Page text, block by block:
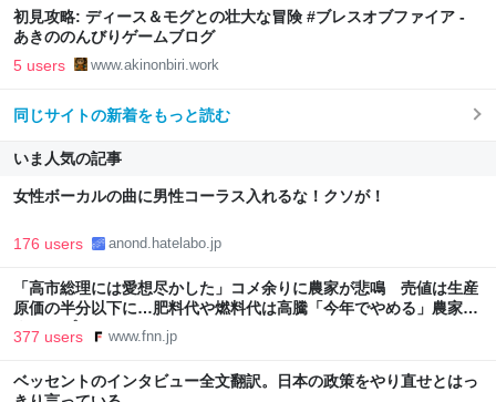
初見攻略: ディース＆モグとの壮大な冒険 #ブレスオブファイア -
あきののんびりゲームブログ
5 users www.akinonbiri.work
同じサイトの新着をもっと読む
いま人気の記事
女性ボーカルの曲に男性コーラス入れるな！クソが！
176 users anond.hatelabo.jp
「高市総理には愛想尽かした」コメ余りに農家が悲鳴 売値は生産
原価の半分以下に…肥料代や燃料代は高騰「今年でやめる」農家も
｜FNNプライムオンライン
377 users www.fnn.jp
ベッセントのインタビュー全文翻訳。日本の政策をやり直せとはっ